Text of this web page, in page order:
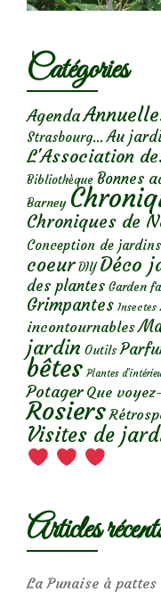
Catégories
Agenda
Strasbourg... Au
L'Association
Bibliothèque Bonnes
Barney
Chroniques de
Conception de jardins
coeur DIY Déco
des plantes Garden
Grimpantes Insectes
incontournables
jardin Outils
bêtes Plantes
Potager Que
Rosiers
Visites de
Articles
La Punaise à